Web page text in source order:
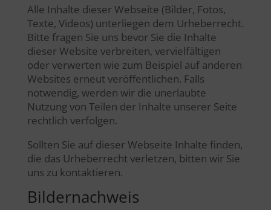
Alle Inhalte dieser Webseite (Bilder, Fotos,
Texte, Videos) unterliegen dem Urheberrecht.
Bitte fragen Sie uns bevor Sie die Inhalte
dieser Website verbreiten, vervielfältigen
oder verwerten wie zum Beispiel auf anderen
Websites erneut veröffentlichen. Falls
notwendig, werden wir die unerlaubte
Nutzung von Teilen der Inhalte unserer Seite
rechtlich verfolgen.
Sollten Sie auf dieser Webseite Inhalte finden,
die das Urheberrecht verletzen, bitten wir Sie
uns zu kontaktieren.
Bildernachweis